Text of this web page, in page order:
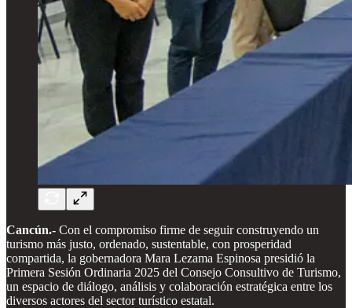
Cancún.- Con el compromiso firme de seguir construyendo un
turismo más justo, ordenado, sustentable, con prosperidad
compartida, la gobernadora Mara Lezama Espinosa presidió la
Primera Sesión Ordinaria 2025 del Consejo Consultivo de Turismo,
un espacio de diálogo, análisis y colaboración estratégica entre los
diversos actores del sector turístico estatal.